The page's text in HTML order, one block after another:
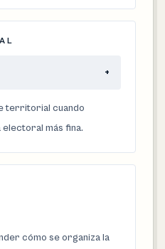
+
territorial cuando
más fina.
cómo se organiza la